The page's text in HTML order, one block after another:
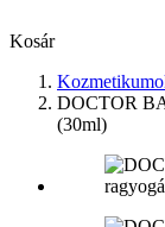
Kosár
DOCTOR
(30ml)